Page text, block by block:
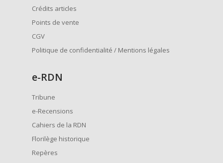
Crédits articles
Points de vente
CGV
Politique de confidentialité / Mentions légales
e-RDN
Tribune
e-Recensions
Cahiers de la RDN
Florilège historique
Repères